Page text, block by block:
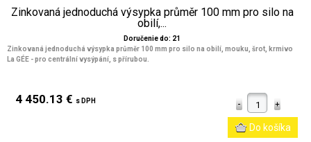
Zinkovaná jednoduchá výsypka průměr 100 mm pro silo na
obilí,...
Doručenie do: 21
Zinkovaná jednoduchá výsypka průměr 100 mm pro silo na obilí, mouku, šrot, krmivo
La GÉE - pro centrální vysýpání, s přírubou.
4 450.13 € s DPH